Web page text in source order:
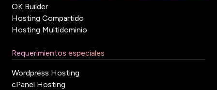
OK Builder
Hosting Compartido
Hosting Multidominio
Requerimientos especiales
Wordpress Hosting
cPanel Hosting